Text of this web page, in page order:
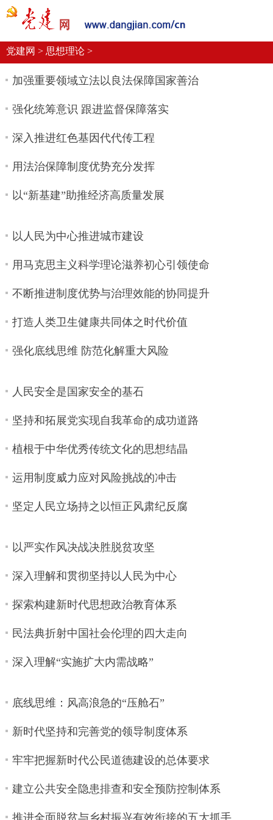
党建要闻
机关党建
校园党建 企业党建
党建网 > 思想理论 >
加强重要领域立法以良法保障国家善治
强化统筹意识 跟进监督保障落实
深入推进红色基因代代传工程
用法治保障制度优势充分发挥
以“新基建”助推经济高质量发展
以人民为中心推进城市建设
用马克思主义科学理论滋养初心引领使命
不断推进制度优势与治理效能的协同提升
打造人类卫生健康共同体之时代价值
强化底线思维 防范化解重大风险
人民安全是国家安全的基石
坚持和拓展党实现自我革命的成功道路
植根于中华优秀传统文化的思想结晶
运用制度威力应对风险挑战的冲击
坚定人民立场持之以恒正风肃纪反腐
以严实作风决战决胜脱贫攻坚
深入理解和贯彻坚持以人民为中心
探索构建新时代思想政治教育体系
民法典折射中国社会伦理的四大走向
深入理解“实施扩大内需战略”
底线思维：风高浪急的“压舱石”
新时代坚持和完善党的领导制度体系
牢牢把握新时代公民道德建设的总体要求
建立公共安全隐患排查和安全预防控制体系
推进全面脱贫与乡村振兴有效衔接的五大抓手